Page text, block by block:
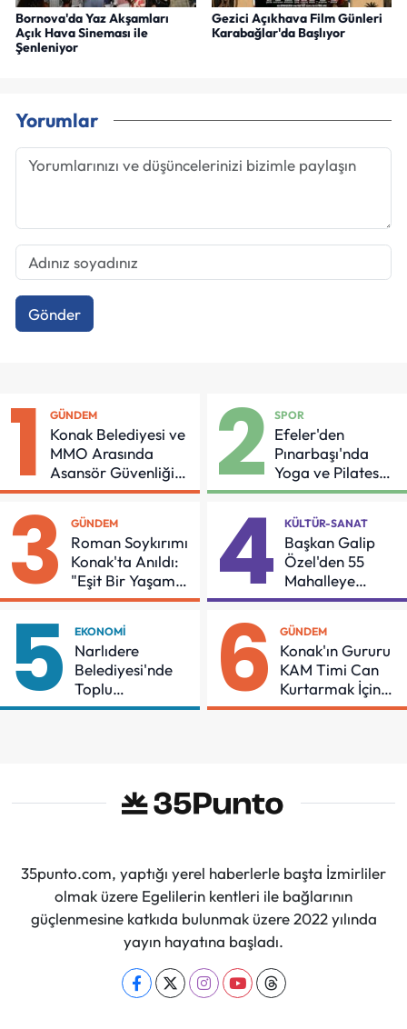
Bornova'da Yaz Akşamları
Açık Hava Sineması ile
Şenleniyor
Gezici Açıkhava Film Günleri
Karabağlar'da Başlıyor
Yorumlar
Gönder
1 GÜNDEM
Konak Belediyesi ve
MMO Arasında
Asansör Güvenliği
İçin Önemli Protokol
2 SPOR
Efeler'den
Pınarbaşı'nda
Yoga ve Pilates
Buluşması
3 GÜNDEM
Roman Soykırımı
Konak'ta Anıldı:
"Eşit Bir Yaşam
İçin Mücadeleyi
4 KÜLTÜR-SANAT
Başkan Galip
Özel'den 55
Mahalleye
Çocuk Şenliği
5 EKONOMI
Narlıdere
Belediyesi'nde
Toplu
Sözleşmeye
6 GÜNDEM
Konak'ın Gururu
KAM Timi Can
Kurtarmak İçin
Demir Aldı
35punto.com, yaptığı yerel haberlerle başta İzmirliler
olmak üzere Egelilerin kentleri ile bağlarının
güçlenmesine katkıda bulunmak üzere 2022 yılında
yayın hayatına başladı.